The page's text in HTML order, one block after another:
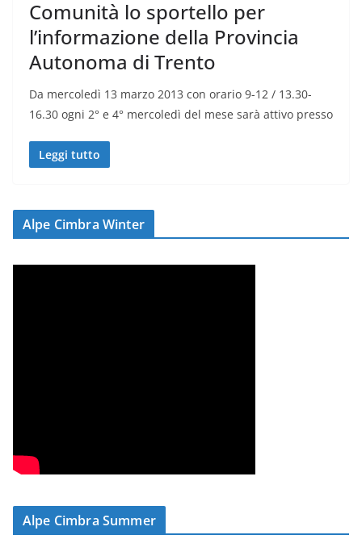
Comunità lo sportello per
l’informazione della Provincia
Autonoma di Trento
Da mercoledì 13 marzo 2013 con orario 9-12 / 13.30-
16.30 ogni 2° e 4° mercoledì del mese sarà attivo presso
Leggi tutto
Alpe Cimbra Winter
Alpe Cimbra Summer